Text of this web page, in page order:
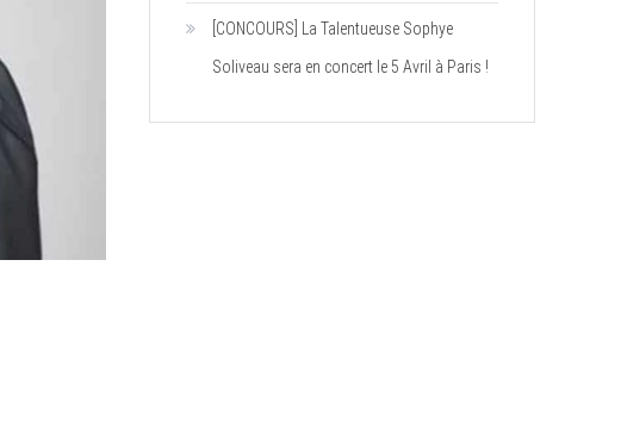
[CONCOURS] La Talentueuse Sophye
Soliveau sera en concert le 5 Avril à Paris !